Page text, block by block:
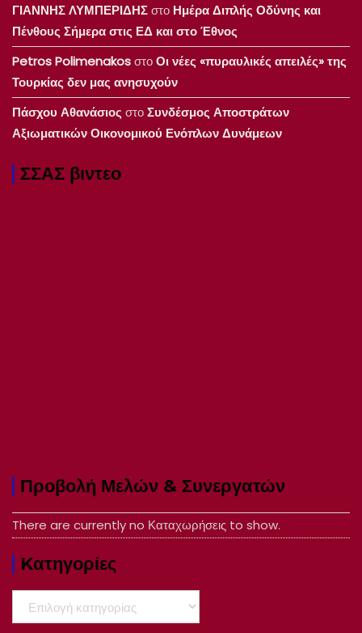
ΓΙΑΝΝΗΣ ΛΥΜΠΕΡΙΔΗΣστο Ημέρα Διπλής Οδύνης και
Πένθους Σήμερα στις ΕΔ και στο Έθνος
Petros PolimenakosστοΟι νέες «πυραυλικές απειλές» της
Τουρκίας δεν μας ανησυχούν
Πάσχου Αθανάσιος στοΣυνδέσμος Αποστράτων
Αξιωματικών Οικονομικού Ενόπλων Δυνάμεων
ΣΣΑΣ βιντεο
Προβολή Μελών & Συνεργατών
There are currently no Καταχωρήσεις to show.
Kατηγορίες